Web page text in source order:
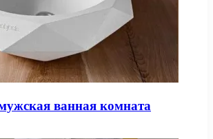
ванная комната